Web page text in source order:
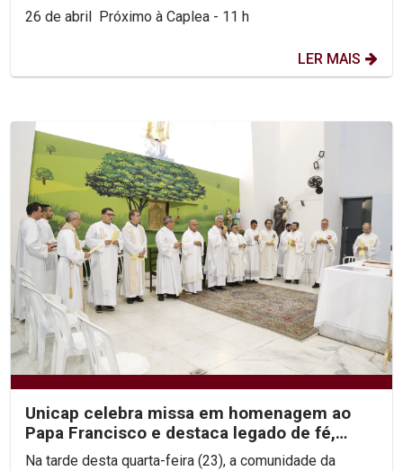
26 de abril Próximo à Caplea - 11 h
LER MAIS
Unicap celebra missa em homenagem ao
Papa Francisco e destaca legado de fé,
simplicidade e...
Na tarde desta quarta-feira (23), a comunidade da